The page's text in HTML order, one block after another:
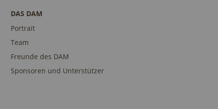
DAS DAM
Portrait
Team
Freunde des DAM
Sponsoren und Unterstützer